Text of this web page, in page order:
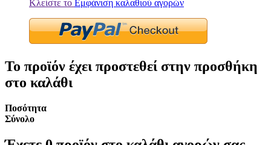
Κλείστε το Εμφάνιση καλαθιού αγορών
Το προϊόν έχει προστεθεί στην προσθήκη
στο καλάθι
Ποσότητα
Σύνολο